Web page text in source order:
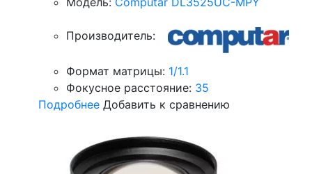
Производитель:
Формат матрицы: 1/1.1
Фокусное расстояние: 35
Подробнее Добавить к сравнению